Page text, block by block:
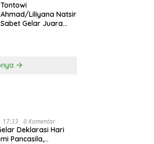
Tontowi
Ahmad/Liliyana Natsir
Sabet Gelar Juara
17:33 0 Komentar
Deklarasi Hari
Pancasila,